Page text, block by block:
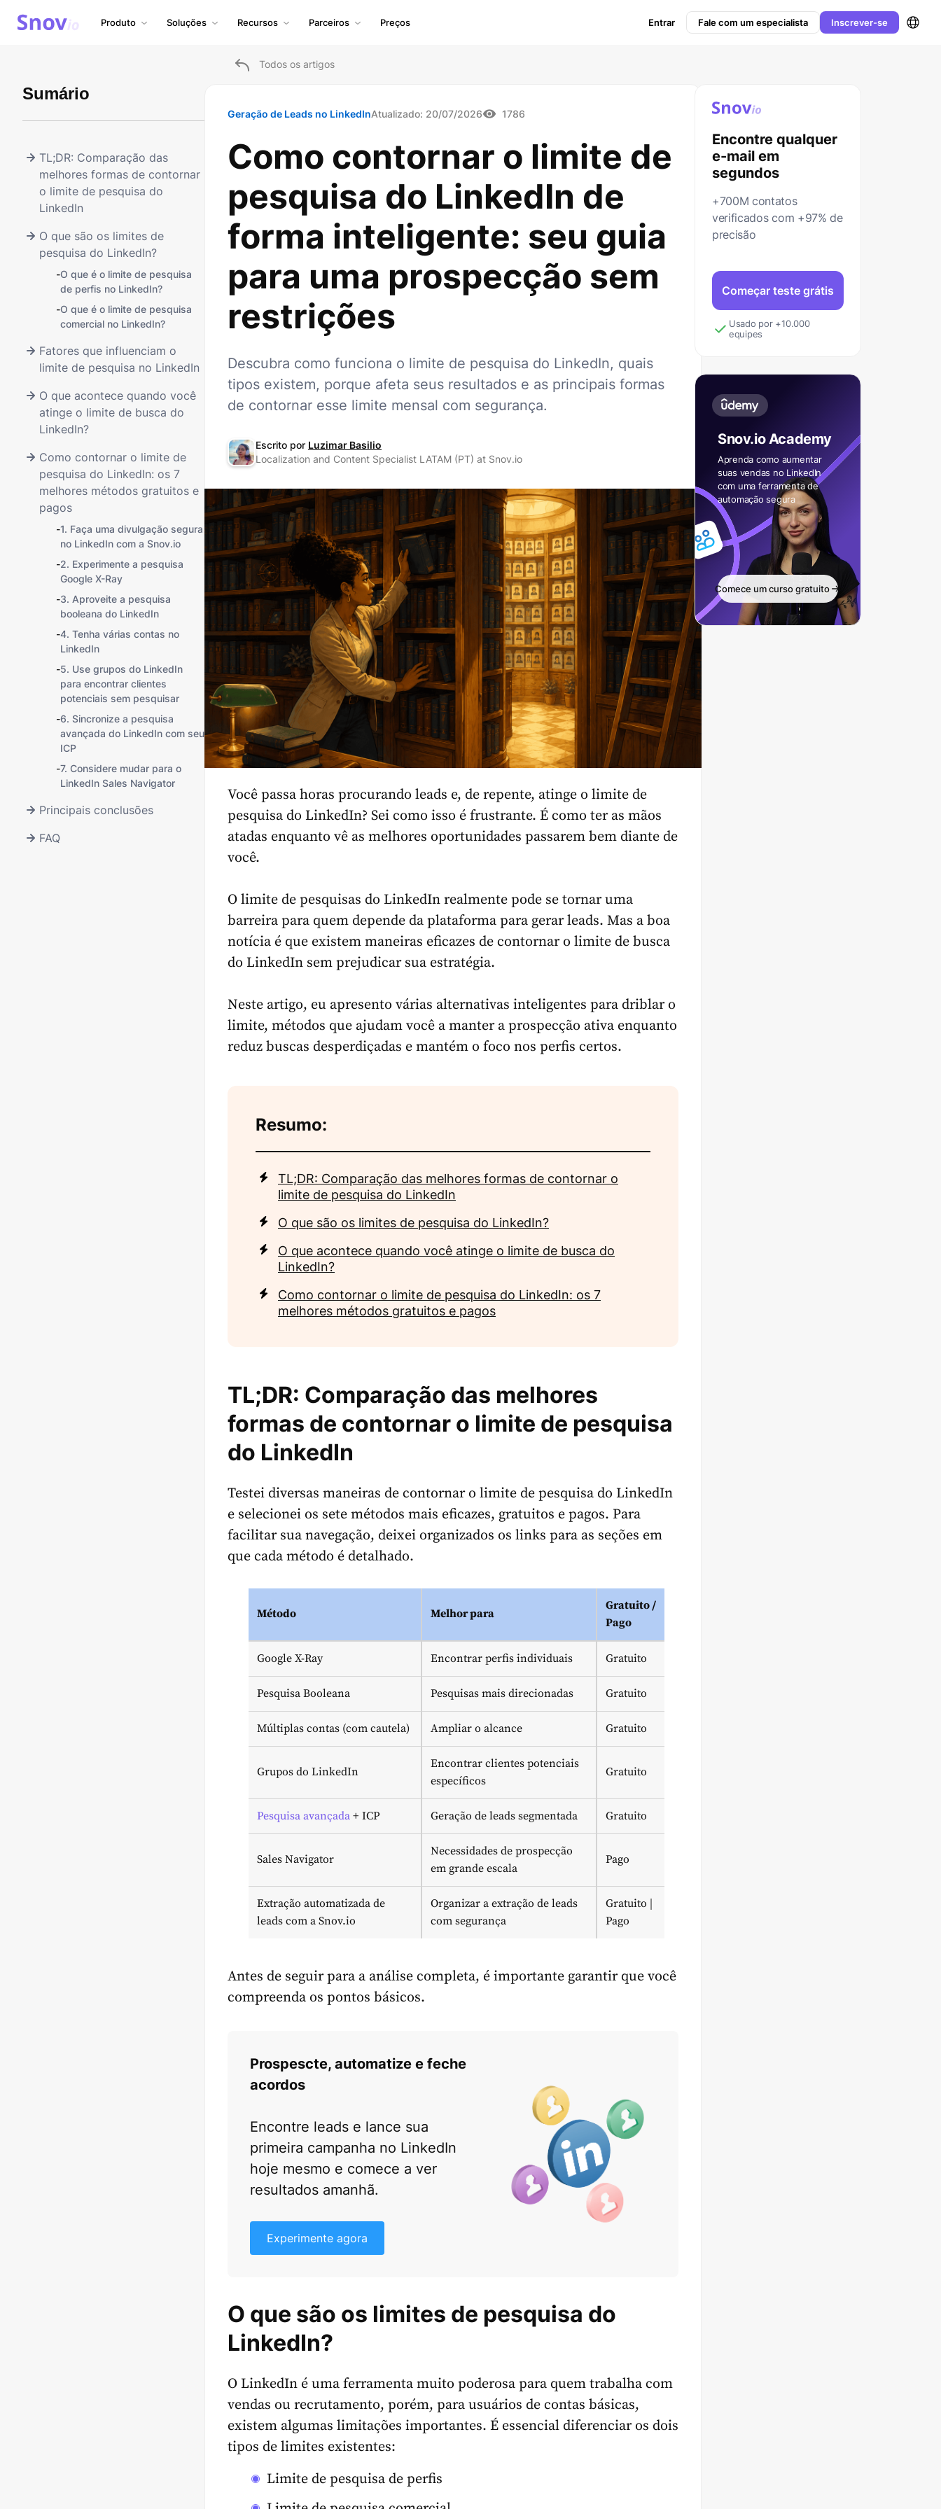
Produto Soluções Recursos Parceiros Preços Entrar Fale com um especialista Inscrever-se
Todos os artigos
Sumário
TL;DR: Comparação das
melhores formas de contornar
o limite de pesquisa do
LinkedIn
O que são os limites de
pesquisa do LinkedIn?
-O que é o limite de pesquisa
de perfis no LinkedIn?
-O que é o limite de pesquisa
comercial no LinkedIn?
Fatores que influenciam o
limite de pesquisa no LinkedIn
O que acontece quando você
atinge o limite de busca do
LinkedIn?
Como contornar o limite de
pesquisa do LinkedIn: os 7
melhores métodos gratuitos e
pagos
-1. Faça uma divulgação segura
no LinkedIn com a Snov.io
-2. Experimente a pesquisa
Google X-Ray
-3. Aproveite a pesquisa
booleana do LinkedIn
-4. Tenha várias contas no
LinkedIn
-5. Use grupos do LinkedIn
para encontrar clientes
potenciais sem pesquisar
-6. Sincronize a pesquisa
avançada do LinkedIn com seu
ICP
-7. Considere mudar para o
LinkedIn Sales Navigator
Principais conclusões
FAQ
Geração de Leads no LinkedInAtualizado: 20/07/2026 1786
Como contornar o limite de
pesquisa do LinkedIn de
forma inteligente: seu guia
para uma prospecção sem
restrições
Descubra como funciona o limite de pesquisa do LinkedIn, quais
tipos existem, porque afeta seus resultados e as principais formas
de contornar esse limite mensal com segurança.
Escrito por Luzimar Basilio
Localization and Content Specialist LATAM (PT) at Snov.io
Você passa horas procurando leads e, de repente, atinge o limite de
pesquisa do LinkedIn? Sei como isso é frustrante. É como ter as mãos
atadas enquanto vê as melhores oportunidades passarem bem diante de
você.
O limite de pesquisas do LinkedIn realmente pode se tornar uma
barreira para quem depende da plataforma para gerar leads. Mas a boa
notícia é que existem maneiras eficazes de contornar o limite de busca
do LinkedIn sem prejudicar sua estratégia.
Neste artigo, eu apresento várias alternativas inteligentes para driblar o
limite, métodos que ajudam você a manter a prospecção ativa enquanto
reduz buscas desperdiçadas e mantém o foco nos perfis certos.
Resumo:
TL;DR: Comparação das melhores formas de contornar o
limite de pesquisa do LinkedIn
O que são os limites de pesquisa do LinkedIn?
O que acontece quando você atinge o limite de busca do
LinkedIn?
Como contornar o limite de pesquisa do LinkedIn: os 7
melhores métodos gratuitos e pagos
TL;DR: Comparação das melhores
formas de contornar o limite de pesquisa
do LinkedIn
Testei diversas maneiras de contornar o limite de pesquisa do LinkedIn
e selecionei os sete métodos mais eficazes, gratuitos e pagos. Para
facilitar sua navegação, deixei organizados os links para as seções em
que cada método é detalhado.
Método Melhor para
Gratuito /
Pago
Google X-Ray Encontrar perfis individuais Gratuito
Pesquisa Booleana Pesquisas mais direcionadas Gratuito
Múltiplas contas (com cautela) Ampliar o alcance Gratuito
Grupos do LinkedIn
Encontrar clientes potenciais
específicos
Gratuito
Pesquisa avançada + ICP Geração de leads segmentada Gratuito
Sales Navigator
Necessidades de prospecção
em grande escala
Pago
Extração automatizada de
leads com a Snov.io
Organizar a extração de leads
com segurança
Gratuito |
Pago
Antes de seguir para a análise completa, é importante garantir que você
compreenda os pontos básicos.
Prospescte, automatize e feche
acordos
Encontre leads e lance sua
primeira campanha no LinkedIn
hoje mesmo e comece a ver
resultados amanhã.
Experimente agora
O que são os limites de pesquisa do
LinkedIn?
O LinkedIn é uma ferramenta muito poderosa para quem trabalha com
vendas ou recrutamento, porém, para usuários de contas básicas,
existem algumas limitações importantes. É essencial diferenciar os dois
tipos de limites existentes:
Limite de pesquisa de perfis
Encontre qualquer
e-mail em
segundos
+700M contatos
verificados com +97% de
precisão
Começar teste grátis
Usado por +10.000
equipes
Snov.io Academy
Aprenda como aumentar
suas vendas no LinkedIn
com uma ferramenta de
automação segura
Comece um curso gratuito